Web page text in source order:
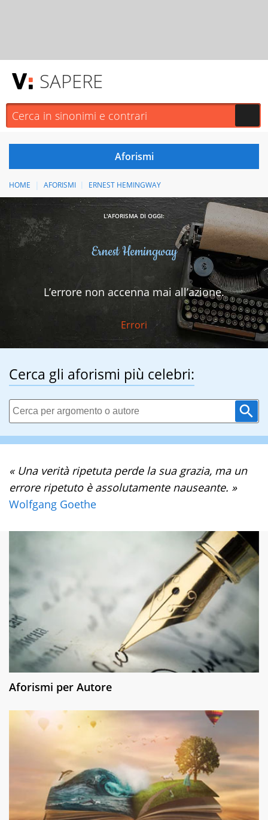
SAPERE
HOME AFORISMI ERNEST HEMINGWAY
L'AFORISMA DI OGGI:
Ernest Hemingway
L’errore non accenna mai all’azione.
Errori
Cerca gli aforismi più celebri:
« Una verità ripetuta perde la sua grazia, ma un
errore ripetuto è assolutamente nauseante. »
Wolfgang Goethe
Aforismi per Autore